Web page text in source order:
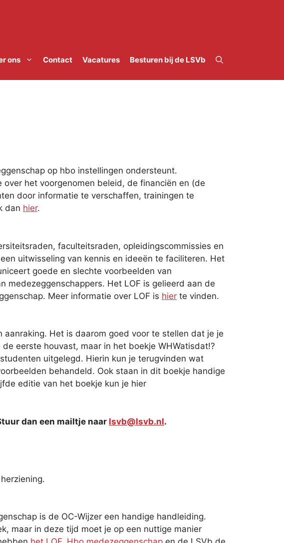
ons Contact Vacatures Besturen bij de LSVb
op hbo instellingen ondersteunt.
het voorgenomen beleid, de financiën en (de
door informatie te verschaffen, trainingen te
dan hier.
faculteitsraden, opleidingscommissies en
uitwisseling van kennis en ideeën te faciliteren. Het
goede en slechte voorbeelden van
medezeggenschappers. Het LOF is gelieerd aan de
Meer informatie over LOF is hier te vinden.
Het is daarom goed voor te stellen dat je je
eerste houvast, maar in het boekje WHWatisdat!?
uitgelegd. Hierin kun je terugvinden wat
behandeld. Ook staan in dit boekje handige
editie van het boekje kun je hier
dan een mailtje naar lsvb@lsvb.nl.
is de OC-Wijzer een handige handleiding.
maar in deze tijd moet je op een nuttige manier